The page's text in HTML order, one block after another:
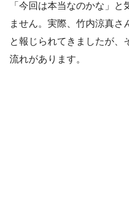
「今回は本当なのかな」
ません。実際、竹内涼真さ
と報じられてきましたが、
流れがあります。